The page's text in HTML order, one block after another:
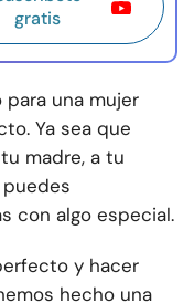
gratis
para una mujer
Ya sea que
madre, a tu
puedes
con algo especial.
y hacer
hecho una